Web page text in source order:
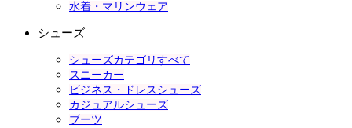
水着・マリンウェア
シューズ
シューズカテゴリすべて
スニーカー
ビジネス・ドレスシューズ
カジュアルシューズ
ブーツ